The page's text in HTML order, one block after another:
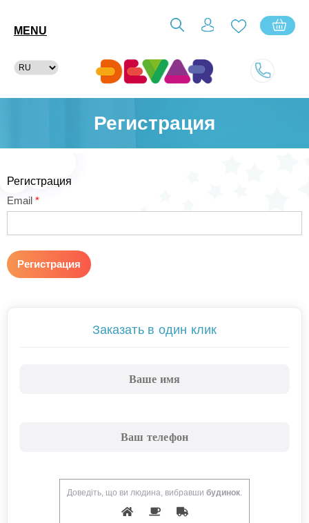
MENU
Регистрация
Регистрация
Email *
Регистрация
Заказать в один клик
Доведіть, що ви людина, вибравши будинок.